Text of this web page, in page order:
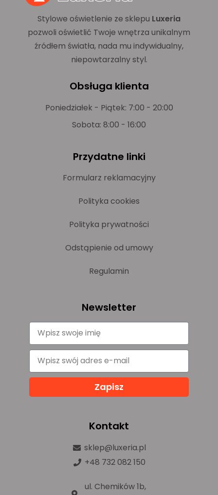
Stylowe oświetlenie ze sklepu Luxeria
pozwoli oświetlić Twoje wnętrza unikalnym
źródłem światła, nada mu indywidualny,
niepowtarzalny styl.
Obsługa klienta
Poniedziałek - Piątek: 7:00 - 20:00
Sobota: 8:00 - 16:00
Przydatne linki
Formularz reklamacyjny
Polityka cookies
Polityka prywatności
Odstąpienie od umowy
Regulamin
Newsletter
Zapisz
Kontakt
sklep@luxeria.pl
+48 732 082 150
ul. Chemików 1b,